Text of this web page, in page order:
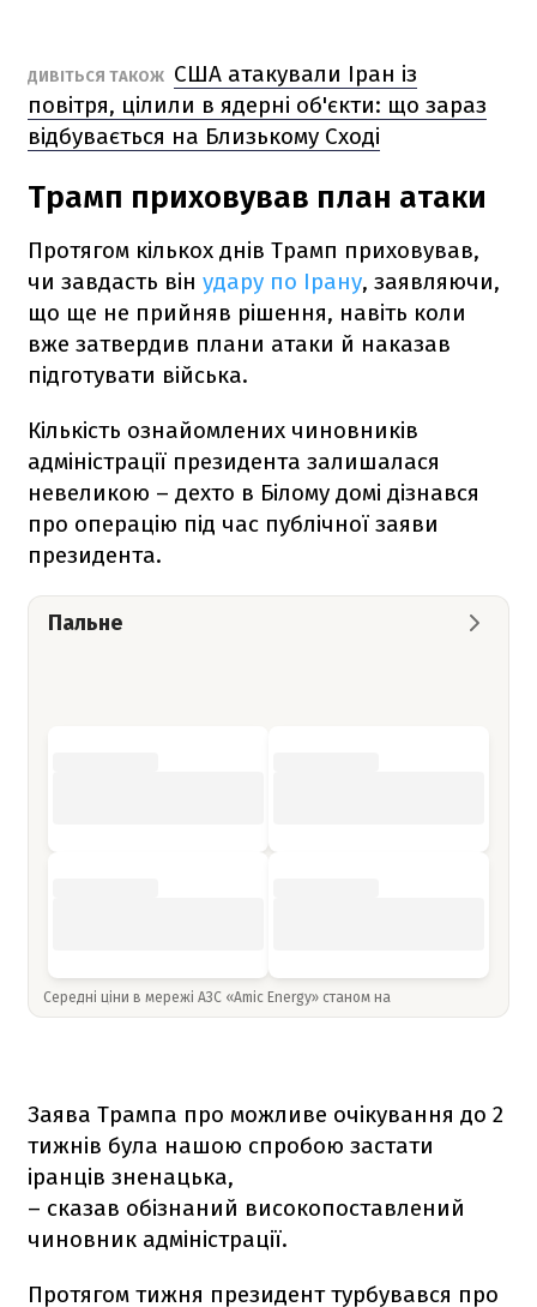
ДИВІТЬСЯ ТАКОЖ США атакували Іран із
повітря, цілили в ядерні об'єкти: що зараз
відбувається на Близькому Сході
Трамп приховував план атаки
Протягом кількох днів Трамп приховував,
чи завдасть він удару по Ірану, заявляючи,
що ще не прийняв рішення, навіть коли
вже затвердив плани атаки й наказав
підготувати війська.
Кількість ознайомлених чиновників
адміністрації президента залишалася
невеликою – дехто в Білому домі дізнався
про операцію під час публічної заяви
президента.
Пальне
Середні ціни в мережі АЗС «Amic Energy» станом на
Заява Трампа про можливе очікування до 2
тижнів була нашою спробою застати
іранців зненацька,
– сказав обізнаний високопоставлений
чиновник адміністрації.
Протягом тижня президент турбувався про